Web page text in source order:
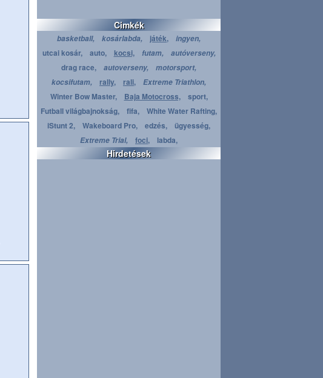
Cimkék
basketball, kosárlabda, játék, ingyen,
utcai kosár, auto, kocsi, futam, autóverseny,
drag race, autoverseny,
motorsport,
kocsifutam,
rally, rali, Extreme Triathlon,
Winter Bow Master, Baja Motocross,
sport,
Futball világbajnokság,
fifa,
White Water Rafting,
iStunt 2,
Wakeboard Pro, edzés, ügyesség,
Extreme Trial, foci, labda,
Hirdetések